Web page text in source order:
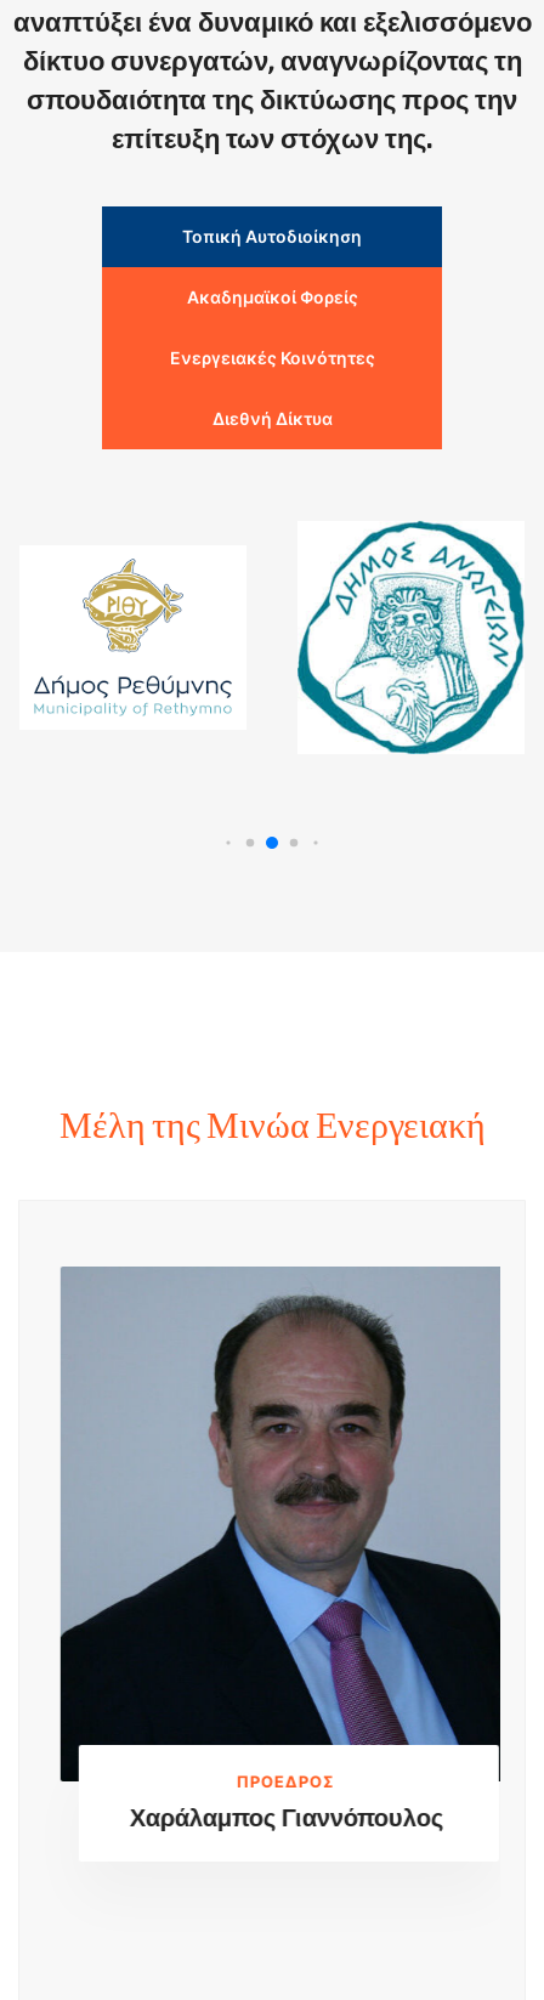
αναπτύξει ένα δυναμικό και εξελισσόμενο
δίκτυο συνεργατών, αναγνωρίζοντας τη
σπουδαιότητα της δικτύωσης προς την
επίτευξη των στόχων της.
Τοπική Αυτοδιοίκηση
Ακαδημαϊκοί Φορείς
Ενεργειακές Κοινότητες
Διεθνή Δίκτυα
Μέλη της Μινώα Ενεργειακή
ΠΡΟΕΔΡΟΣ
Χαράλαμπος Γιαννόπουλος